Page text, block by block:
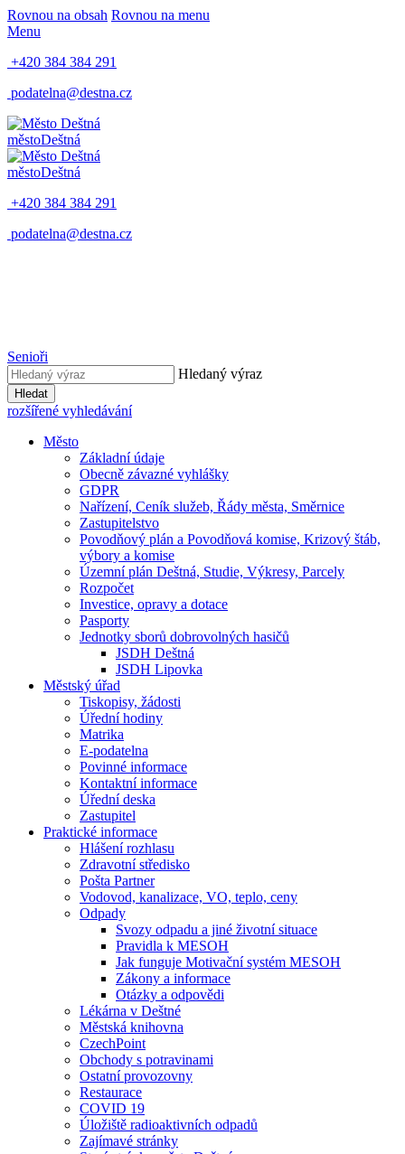
Rovnou na obsah Rovnou na menu
Menu
+420 384 384 291
podatelna@destna.cz
městoDeštná
městoDeštná
+420 384 384 291
podatelna@destna.cz
Senioři
Hledaný výraz
Hledat
rozšířené vyhledávání
Město
Základní údaje
Obecně závazné vyhlášky
GDPR
Nařízení, Ceník služeb, Řády města, Směrnice
Zastupitelstvo
Povodňový plán a Povodňová komise, Krizový štáb,
výbory a komise
Územní plán Deštná, Studie, Výkresy, Parcely
Rozpočet
Investice, opravy a dotace
Pasporty
Jednotky sborů dobrovolných hasičů
JSDH Deštná
JSDH Lipovka
Městský úřad
Tiskopisy, žádosti
Úřední hodiny
Matrika
E-podatelna
Povinné informace
Kontaktní informace
Úřední deska
Zastupitel
Praktické informace
Hlášení rozhlasu
Zdravotní středisko
Pošta Partner
Vodovod, kanalizace, VO, teplo, ceny
Odpady
Svozy odpadu a jiné životní situace
Pravidla k MESOH
Jak funguje Motivační systém MESOH
Zákony a informace
Otázky a odpovědi
Lékárna v Deštné
Městská knihovna
CzechPoint
Obchody s potravinami
Ostatní provozovny
Restaurace
COVID 19
Úložiště radioaktivních odpadů
Zajímavé stránky